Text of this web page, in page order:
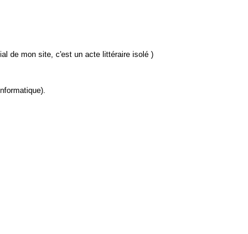
de mon site, c'est un acte littéraire isolé )